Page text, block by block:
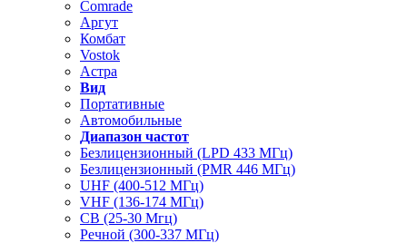
Comrade
Аргут
Комбат
Vostok
Астра
Вид
Портативные
Автомобильные
Диапазон частот
Безлицензионный (LPD 433 МГц)
Безлицензионный (PMR 446 МГц)
UHF (400-512 МГц)
VHF (136-174 МГц)
CB (25-30 Мгц)
Речной (300-337 МГц)